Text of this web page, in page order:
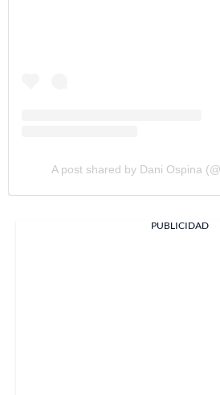
A post shared by Dani Ospina
PUBLICIDAD